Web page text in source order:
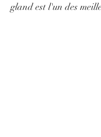
gland est l'un des